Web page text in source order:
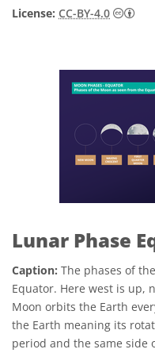
License: CC-BY-4.0
Lunar Phase
Caption: The phases of
Equator. Here west is up,
Moon orbits the Earth
the Earth meaning its
period and the same side